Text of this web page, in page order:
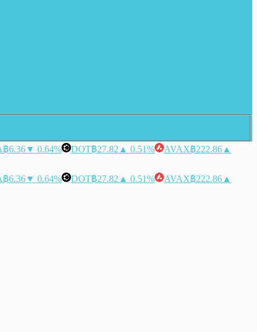
฿6.36▼ 0.64% DOT฿27.82 ▲ 0.51% AVAX฿222.86 ▲
฿6.36▼ 0.64% DOT฿27.82 ▲ 0.51% AVAX฿222.86 ▲